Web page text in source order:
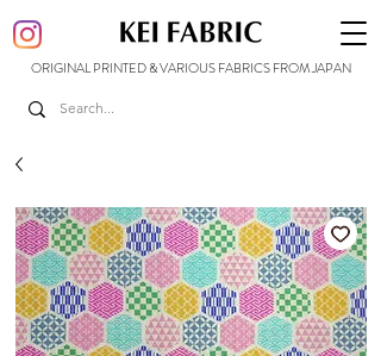
ORIGINAL PRINTED & VARIOUS FABRICS FROM JAPAN